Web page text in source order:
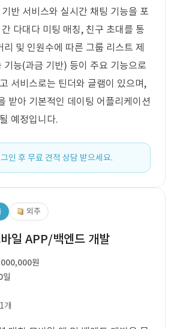
반 서비스와 실시간 채팅 기능을 포
다대다 미팅 매칭, 친구 초대를 통
리 및 인원수에 따른 그룹 리스트 제
기능(과금 기반) 등이 주요 기능으로
서비스로는 틴더와 글램이 있으며,
받아 기본적인 데이팅 어플리케이션
예정입니다.
인 후 무료 견적 상담 받으세요.
외주
일 APP/백엔드 개발
원
일
개